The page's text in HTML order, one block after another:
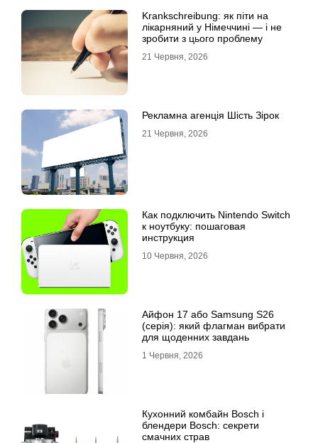
Krankschreibung: як піти на
лікарняний у Німеччині — і не
зробити з цього проблему
21 Червня, 2026
Рекламна агенція Шість Зірок
21 Червня, 2026
Как подключить Nintendo Switch
к ноутбуку: пошаговая
инструкция
10 Червня, 2026
Айфон 17 або Samsung S26
(серія): який флагман вибрати
для щоденних завдань
1 Червня, 2026
Кухонний комбайн Bosch і
блендери Bosch: секрети
смачних страв